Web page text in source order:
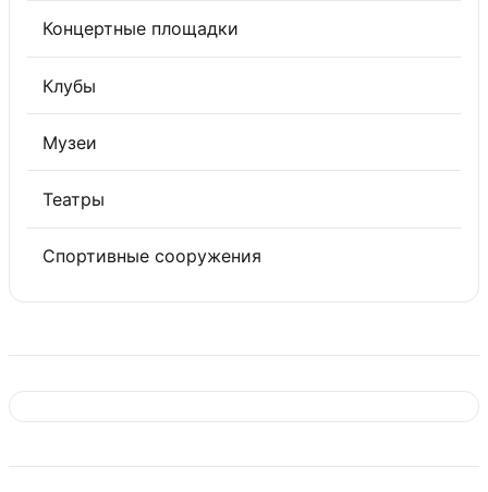
Концертные площадки
Клубы
Музеи
Театры
Спортивные сооружения